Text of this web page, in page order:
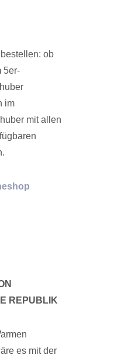
ob
5er-
im
mit allen
REPUBLIK
es mit der